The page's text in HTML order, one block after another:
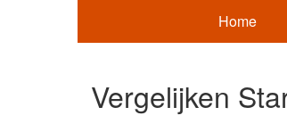
Home
Vergelijken